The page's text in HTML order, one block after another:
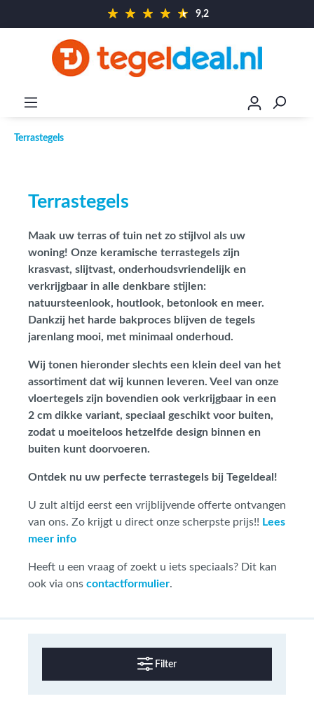
9,2
Terrastegels
Terrastegels
Maak uw terras of tuin net zo stijlvol als uw
woning! Onze keramische terrastegels zijn
krasvast, slijtvast, onderhoudsvriendelijk en
verkrijgbaar in alle denkbare stijlen:
natuursteenlook, houtlook, betonlook en meer.
Dankzij het harde bakproces blijven de tegels
jarenlang mooi, met minimaal onderhoud.
Wij tonen hieronder slechts een klein deel van het
assortiment dat wij kunnen leveren. Veel van onze
vloertegels zijn bovendien ook verkrijgbaar in een
2 cm dikke variant, speciaal geschikt voor buiten,
zodat u moeiteloos hetzelfde design binnen en
buiten kunt doorvoeren.
Ontdek nu uw perfecte terrastegels bij Tegeldeal!
U zult altijd eerst een vrijblijvende offerte ontvangen
van ons. Zo krijgt u direct onze scherpste prijs!! Lees
meer info
Heeft u een vraag of zoekt u iets speciaals? Dit kan
ook via ons contactformulier.
Filter